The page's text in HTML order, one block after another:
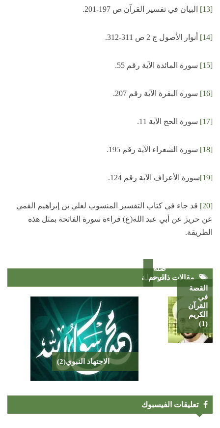
[13] البيان في تفسير القرآن ص 197-201.
[14] أنوار الأصول ج 2 ص 311-312.
[15] سورة المائدة الآية رقم 55.
[16] سورة البقرة الآية رقم 207.
[17] سورة الحج الآية 11.
[18] سورة الشعراء الآية رقم 195.
[19] سورة الأعراف الآية رقم 124.
[20]
قد جاء في كتاب التفسير المنسوب لعلي بن إبراهيم القمي
عن حريز عن أبي عبد الله(ع) قراءة سورة الفاتحة بمثل هذه
الطريقة.
مقالات ذات صلة
القصة
في
القرآن
الكريم
(1)
صلة
الرحم
الاجتهاد النبوي(2)
تعليقات الفيسبوك